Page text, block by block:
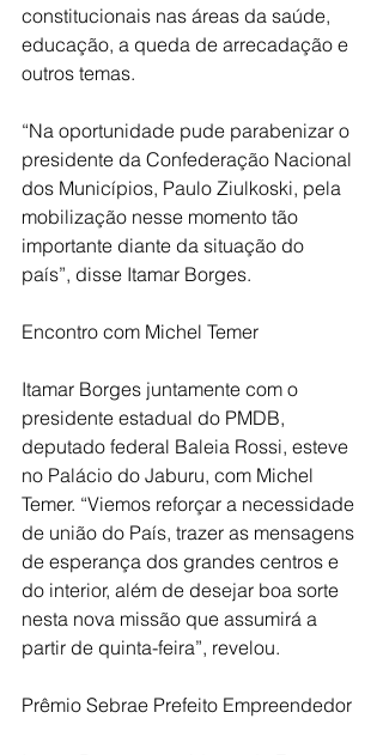
constitucionais nas áreas da saúde,
educação, a queda de arrecadação e
outros temas.
“Na oportunidade pude parabenizar o
presidente da Confederação Nacional
dos Municípios, Paulo Ziulkoski, pela
mobilização nesse momento tão
importante diante da situação do
país”, disse Itamar Borges.
Encontro com Michel Temer
Itamar Borges juntamente com o
presidente estadual do PMDB,
deputado federal Baleia Rossi, esteve
no Palácio do Jaburu, com Michel
Temer. “Viemos reforçar a necessidade
de união do País, trazer as mensagens
de esperança dos grandes centros e
do interior, além de desejar boa sorte
nesta nova missão que assumirá a
partir de quinta-feira”, revelou.
Prêmio Sebrae Prefeito Empreendedor